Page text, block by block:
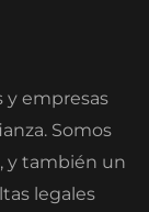
y empresas
Somos
y también un
legales